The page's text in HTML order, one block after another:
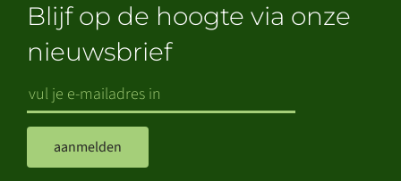
Blijf op de hoogte via onze
nieuwsbrief
aanmelden